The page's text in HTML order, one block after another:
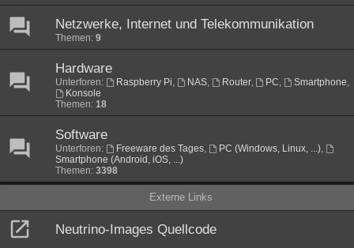
Netzwerke, Internet und Telekommunikation
Themen: 9
Hardware
Unterforen: Raspberry Pi, NAS, Router, PC, Smartphone,
Konsole
Themen: 18
Software
Unterforen: Freeware des Tages, PC (Windows, Linux, ...),
Smartphone (Android, iOS, ...)
Themen: 3398
Externe Links
Neutrino-Images Quellcode